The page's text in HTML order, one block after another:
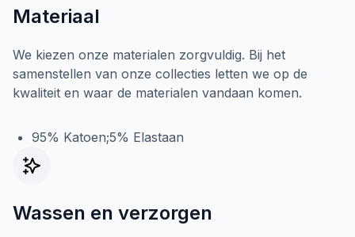
Materiaal
We kiezen onze materialen zorgvuldig. Bij het
samenstellen van onze collecties letten we op de
kwaliteit en waar de materialen vandaan komen.
95% Katoen;5% Elastaan
Wassen en verzorgen